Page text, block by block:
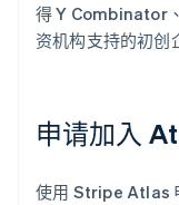
得 Y Combinator
资机构支持的初创
申请加入
使用 Stripe Atlas